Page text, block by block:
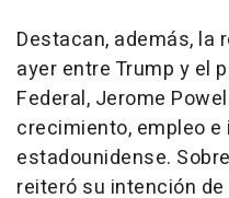
Destacan, además, la
ayer entre Trump y el
Federal, Jerome
crecimiento, empleo
estadounidense.
reiteró su intención